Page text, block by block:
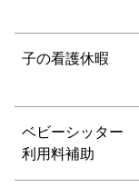
子の看護休暇
ベビーシッター
利用料補助